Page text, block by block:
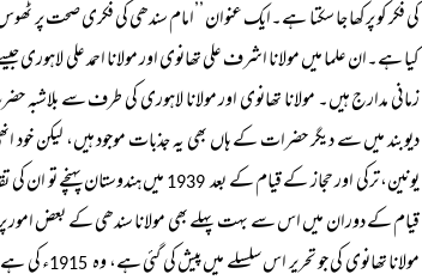
کی فکر کو پرکھا جا سکتا ہے۔ایک عنوان ’’امام سندھی کی فکری صحت پر
کیا ہے۔ان علما میں مولانا اشرف علی تھانوی اور مولانا احمد علی
زمانی مدارج ہیں۔ مولانا تھانوی اور مولانا لاہوری کی طرف سے
دیوبند میں سے دیگر حضرات کے ہاں بھی یہ جذبات موجود ہیں، لیکن
یونین، ترکی اور حجاز کے قیام کے بعد1939 میں ہندوستان پہنچے تو ان
قیام کے دوران میں اس سے بہت پہلے بھی مولانا سندھی کے بعض امور پر
مولانا تھانوی کی جو تحریر اس سلسلے میں پیش کی گئی ہے، وہ
ء کی